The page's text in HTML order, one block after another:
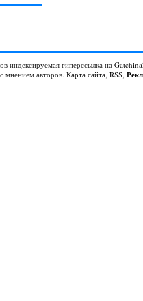
индексируемая гиперссылка на
мнением авторов. Карта сайта, RSS,